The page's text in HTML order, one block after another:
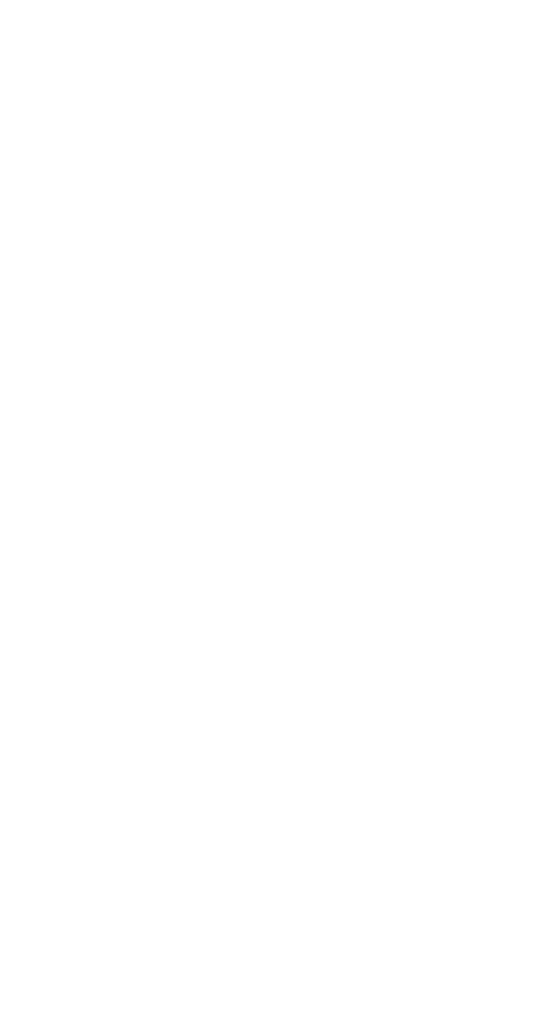
führt die vierspurig ausgebaute Bundesstraße 27 auf
Herrenberg, aus Richtung Süden die Ausfahrt
28 a sowie Landesstraßen.